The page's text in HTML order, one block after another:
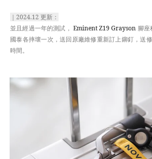
｜2024.12 更新：
並且經過一年的測試，Eminent Z19 Grayson 腳座
國泰各摔壞一次，送回原廠維修重新訂上鉚釘，送
時間。